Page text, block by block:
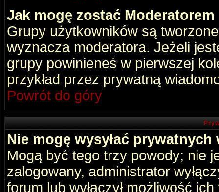
Jak mogę zostać
Grupy użytkowników są
wyznacza moderatora. Jeżeli
grupy powinieneś w pierwszej
przykład przez prywatną
Powrót do góry
Nie mogę wysyłać
Mogą być tego trzy powody; nie
zalogowany, administrator
forum lub wyłączył możliwość